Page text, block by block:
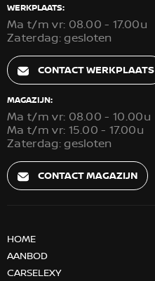
WERKPLAATS:
Ma t/m vr: 08.00 - 17.00u
Zaterdag: gesloten
CONTACT WERKPLAATS
MAGAZIJN:
Ma t/m vr: 08.00 - 10.00u
Ma t/m vr: 15.00 - 17.00u
Zaterdag: gesloten
CONTACT MAGAZIJN
HOME
AANBOD
CARSELEXY